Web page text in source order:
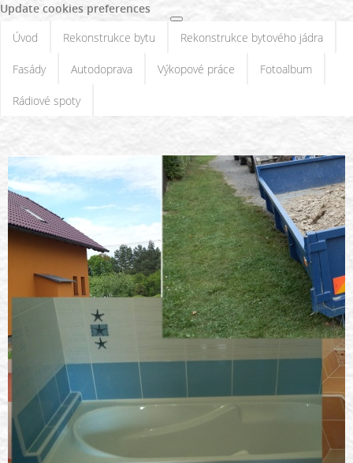
Update cookies preferences
Úvod
Rekonstrukce bytu Rekonstrukce bytového jádra
Fasády Autodoprava Výkopové práce Fotoalbum
Rádiové spoty